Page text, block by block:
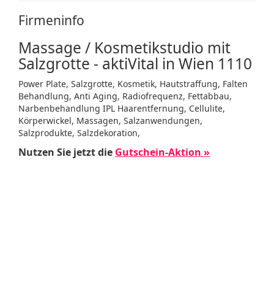
Firmeninfo
Massage / Kosmetikstudio mit
Salzgrotte - aktiVital in Wien 1110
Power Plate, Salzgrotte, Kosmetik, Hautstraffung, Falten
Behandlung, Anti Aging, Radiofrequenz, Fettabbau,
Narbenbehandlung IPL Haarentfernung, Cellulite,
Körperwickel, Massagen, Salzanwendungen,
Salzprodukte, Salzdekoration,
Nutzen Sie jetzt die Gutschein-Aktion »